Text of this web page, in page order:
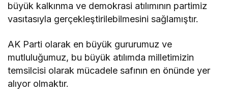
büyük kalkınma ve demokrasi atılımının partimiz
vasıtasıyla gerçekleştirilebilmesini sağlamıştır.
AK Parti olarak en büyük gururumuz ve
mutluluğumuz, bu büyük atılımda milletimizin
temsilcisi olarak mücadele safının en önünde yer
alıyor olmaktır.